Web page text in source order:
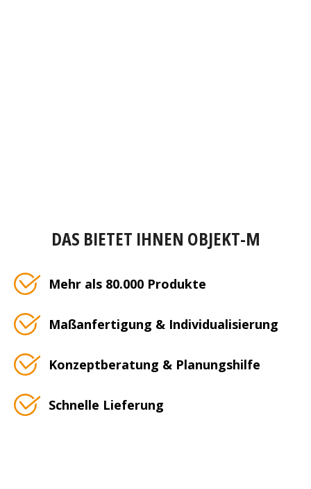
DAS BIETET IHNEN OBJEKT-M
Mehr als 80.000 Produkte
Maßanfertigung & Individualisierung
Konzeptberatung & Planungshilfe
Schnelle Lieferung